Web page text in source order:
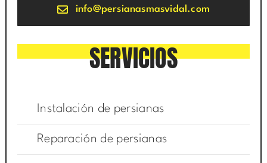
info@persianasmasvidal.com
SERVICIOS
Instalación de persianas
Reparación de persianas